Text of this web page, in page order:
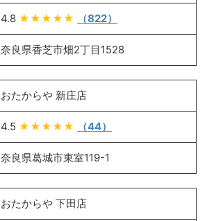
4.8 ★★★★★ （822）
奈良県香芝市畑2丁目1528
おたからや 新庄店
4.5 ★★★★★ （44）
奈良県葛城市東室119-1
おたからや 下田店